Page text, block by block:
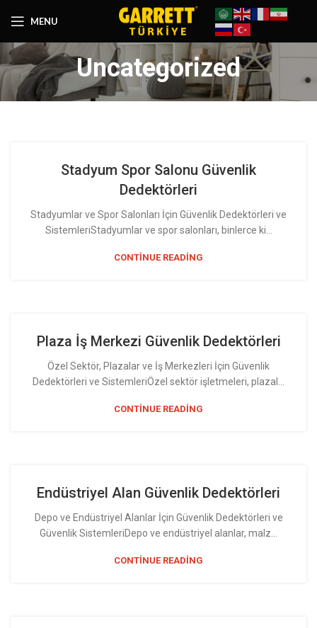
MENU
Uncategorized
Stadyum Spor Salonu Güvenlik
Dedektörleri
Stadyumlar ve Spor Salonları İçin Güvenlik Dedektörleri ve
SistemleriStadyumlar ve spor salonları, binlerce ki...
CONTINUE READING
Plaza İş Merkezi Güvenlik Dedektörleri
Özel Sektör, Plazalar ve İş Merkezleri İçin Güvenlik
Dedektörleri ve SistemleriÖzel sektör işletmeleri, plazal...
CONTINUE READING
Endüstriyel Alan Güvenlik Dedektörleri
Depo ve Endüstriyel Alanlar İçin Güvenlik Dedektörleri ve
Güvenlik SistemleriDepo ve endüstriyel alanlar, malz...
CONTINUE READING